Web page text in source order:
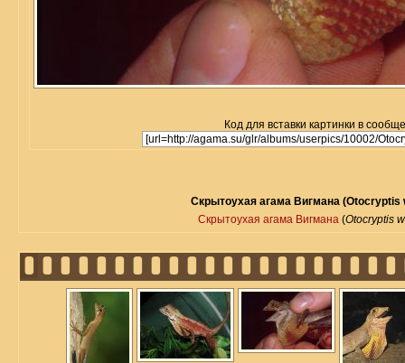
Код для вставки картинки в
Скрытоухая агама Вигмана (Otocryptis
Скрытоухая агама Вигмана (Otocryptis